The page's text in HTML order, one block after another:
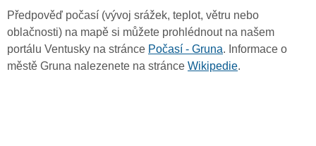
Předpověď počasí (vývoj srážek, teplot, větru nebo
oblačnosti) na mapě si můžete prohlédnout na našem
portálu Ventusky na stránce Počasí - Gruna. Informace o
městě Gruna nalezenete na stránce Wikipedie.